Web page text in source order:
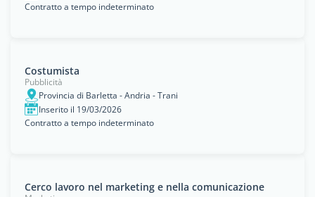
Contratto a tempo indeterminato
Costumista
Pubblicità
Provincia di Barletta - Andria - Trani
Inserito il 19/03/2026
Contratto a tempo indeterminato
Cerco lavoro nel marketing e nella comunicazione